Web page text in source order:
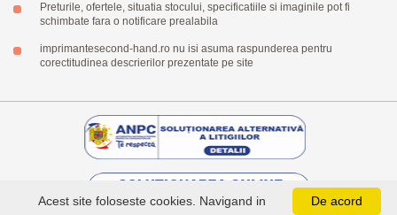
Preturile, ofertele, situatia stocului, specificatiile si imaginile pot fi
schimbate fara o notificare prealabila
imprimantesecond-hand.ro nu isi asuma raspunderea pentru
corectitudinea descrierilor prezentate pe site
De acord
Acest site foloseste cookies. Navigand in